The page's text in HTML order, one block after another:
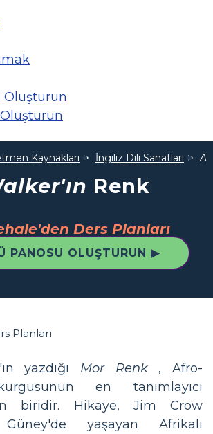
Oluşturun
Kaynakları İngiliz Dili Sanatları
Renk
Ders Planları
PANOSU OLUŞTURUN ▶
yazdığı Mor Renk, Afro-
en tanımlayıcı
biridir. Hikaye, Jim Crow
yaşayan Afrikalı